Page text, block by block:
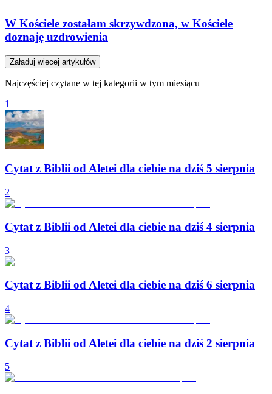
W Kościele zostałam skrzywdzona, w Kościele
doznaję uzdrowienia
Załaduj więcej artykułów
Najczęściej czytane w tej kategorii w tym miesiącu
1
Cytat z Biblii od Aletei dla ciebie na dziś 5 sierpnia
2
Cytat z Biblii od Aletei dla ciebie na dziś 4 sierpnia
3
Cytat z Biblii od Aletei dla ciebie na dziś 6 sierpnia
4
Cytat z Biblii od Aletei dla ciebie na dziś 2 sierpnia
5